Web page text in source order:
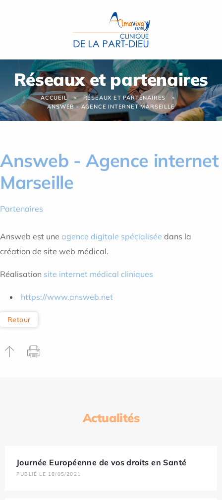
Réseaux et partenaires
ACCUEIL
RÉSEAUX ET PARTENAIRES
ANSWEB - AGENCE INTERNET MARSEILLE
Answeb - Agence internet
Marseille
Partenaires
Answeb est une agence digitale spécialisée dans la
création de site web médical.
Réalisation site internet médical cliniques
https://www.answeb.net
Retour
Actualités
Journée Européenne de vos droits en Santé
PUBLIÉ LE 18/05/2021